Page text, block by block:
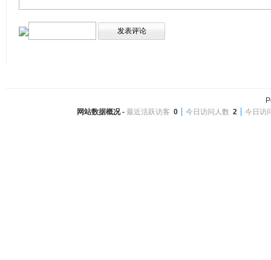
网站数据概况 - 最近活跃访客 0 今日访问人数 2 今日访